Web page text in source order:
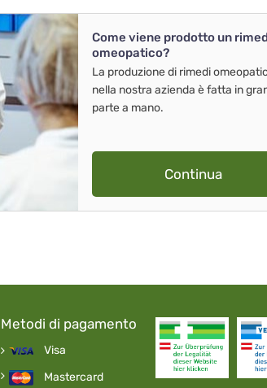
Come viene prodotto un
omeopatico?
La produzione di rimedi
nella nostra azienda è fatta in
parte a mano.
Continua
Metodi di pagamento
Visa
Mastercard